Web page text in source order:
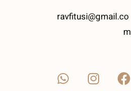
ravfitusi@gmail.co
m